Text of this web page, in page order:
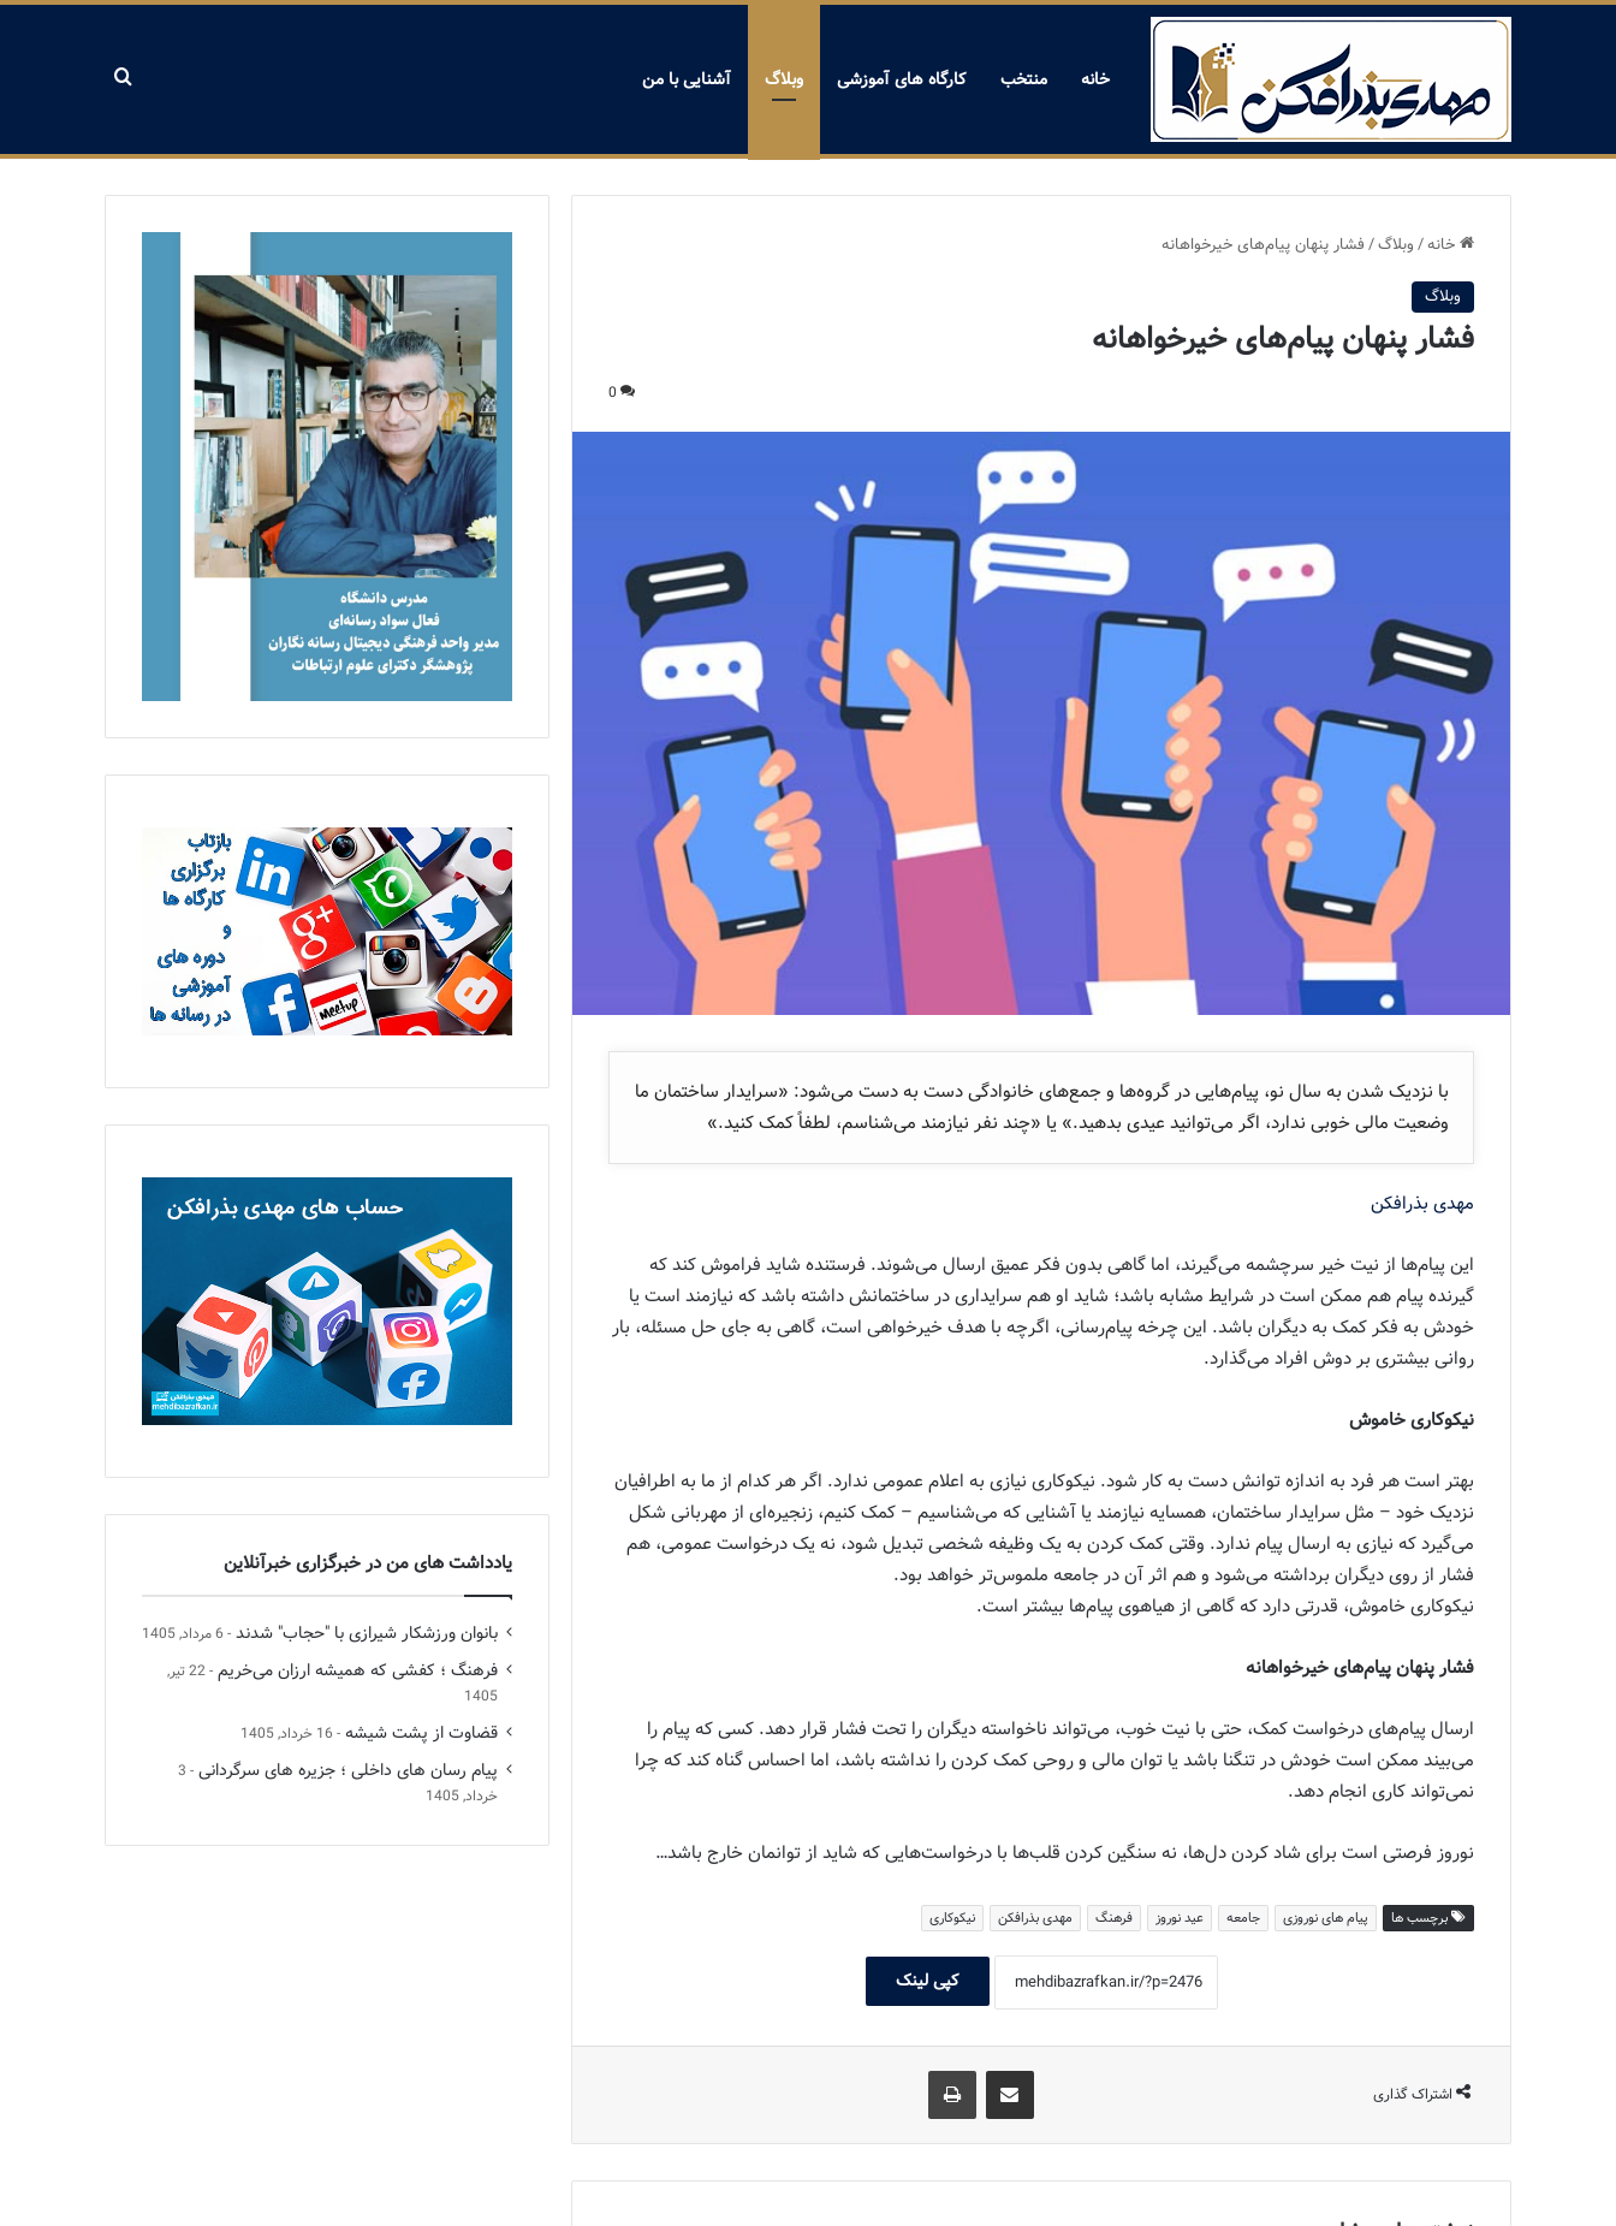
خانه منتخب کارگاه های آموزشی وبلاگ آشنایی با من
خانه/وبلاگ/فشار پنهان پیام‌های خیرخواهانه
وبلاگ
فشار پنهان پیام‌های خیرخواهانه
0
با نزدیک شدن به سال نو، پیام‌هایی در گروه‌ها و جمع‌های خانوادگی دست به دست می‌شود: «سرایدار ساختمان ما
وضعیت مالی خوبی ندارد، اگر می‌توانید عیدی بدهید.» یا «چند نفر نیازمند می‌شناسم، لطفاً کمک کنید.»
مهدی بذرافکن
این پیام‌ها از نیت خیر سرچشمه می‌گیرند، اما گاهی بدون فکر عمیق ارسال می‌شوند. فرستنده شاید فراموش کند که
گیرنده پیام هم ممکن است در شرایط مشابه باشد؛ شاید او هم سرایداری در ساختمانش داشته باشد که نیازمند است یا
خودش به فکر کمک به دیگران باشد. این چرخه پیام‌رسانی، اگرچه با هدف خیرخواهی است، گاهی به جای حل مسئله، بار
روانی بیشتری بر دوش افراد می‌گذارد.
نیکوکاری خاموش
بهتر است هر فرد به اندازه توانش دست به کار شود. نیکوکاری نیازی به اعلام عمومی ندارد. اگر هر کدام از ما به اطرافیان
نزدیک خود – مثل سرایدار ساختمان، همسایه نیازمند یا آشنایی که می‌شناسیم – کمک کنیم، زنجیره‌ای از مهربانی شکل
می‌گیرد که نیازی به ارسال پیام ندارد. وقتی کمک کردن به یک وظیفه شخصی تبدیل شود، نه یک درخواست عمومی، هم
فشار از روی دیگران برداشته می‌شود و هم اثر آن در جامعه ملموس‌تر خواهد بود.
نیکوکاری خاموش، قدرتی دارد که گاهی از هیاهوی پیام‌ها بیشتر است.
فشار پنهان پیام‌های خیرخواهانه
ارسال پیام‌های درخواست کمک، حتی با نیت خوب، می‌تواند ناخواسته دیگران را تحت فشار قرار دهد. کسی که پیام را
می‌بیند ممکن است خودش در تنگنا باشد یا توان مالی و روحی کمک کردن را نداشته باشد، اما احساس گناه کند که چرا
نمی‌تواند کاری انجام دهد.
نوروز فرصتی است برای شاد کردن دل‌ها، نه سنگین کردن قلب‌ها با درخواست‌هایی که شاید از توانمان خارج باشد…
برچسب ها پیام های نوروزی جامعه عید نوروز فرهنگ مهدی بذرافکن نیکوکاری
کپی لینک
اشتراک گذاری
اشتراک گذاری با ایمیل
یادداشت های من در خبرگزاری خبرآنلاین
بانوان ورزشکار شیرازی با "حجاب" شدند 6 مرداد, 1405
فرهنگ ؛ کفشی که همیشه ارزان می‌خریم
22 تیر,
1405
قضاوت از پشت شیشه 16 خرداد, 1405
پیام رسان های داخلی ؛ جزیره های سرگردانی 3
خرداد, 1405